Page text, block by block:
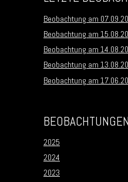
Beobachtung am
Beobachtung am
Beobachtung am
Beobachtung am
Beobachtung am
2025
2024
2023